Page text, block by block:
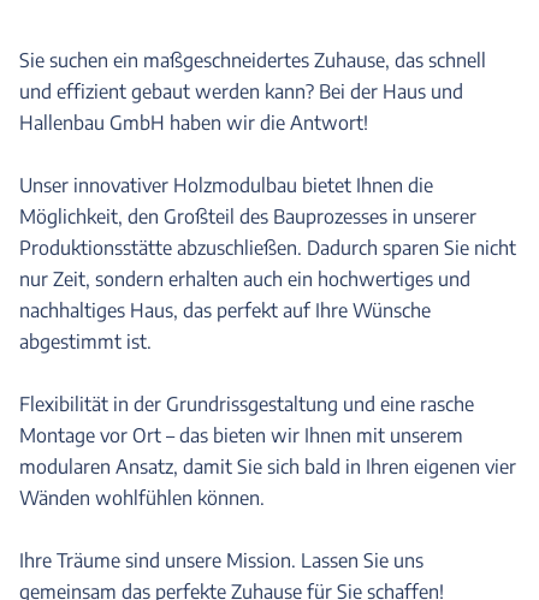
Sie suchen ein maßgeschneidertes Zuhause, das schnell
und effizient gebaut werden kann? Bei der Haus und
Hallenbau GmbH haben wir die Antwort!
Unser innovativer Holzmodulbau bietet Ihnen die
Möglichkeit, den Großteil des Bauprozesses in unserer
Produktionsstätte abzuschließen. Dadurch sparen Sie nicht
nur Zeit, sondern erhalten auch ein hochwertiges und
nachhaltiges Haus, das perfekt auf Ihre Wünsche
abgestimmt ist.
Flexibilität in der Grundrissgestaltung und eine rasche
Montage vor Ort – das bieten wir Ihnen mit unserem
modularen Ansatz, damit Sie sich bald in Ihren eigenen vier
Wänden wohlfühlen können.
Ihre Träume sind unsere Mission. Lassen Sie uns
gemeinsam das perfekte Zuhause für Sie schaffen!